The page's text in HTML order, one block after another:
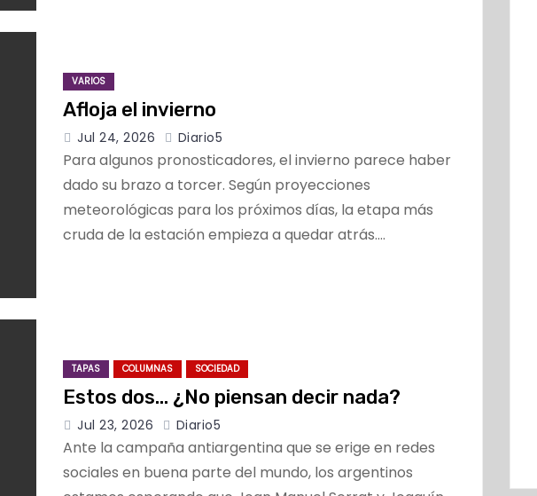
VARIOS
Afloja el invierno
Jul 24, 2026 Diario5
Para algunos pronosticadores, el invierno parece haber
dado su brazo a torcer. Según proyecciones
meteorológicas para los próximos días, la etapa más
cruda de la estación empieza a quedar atrás.…
TAPAS COLUMNAS SOCIEDAD
Estos dos… ¿No piensan decir nada?
Jul 23, 2026 Diario5
Ante la campaña antiargentina que se erige en redes
sociales en buena parte del mundo, los argentinos